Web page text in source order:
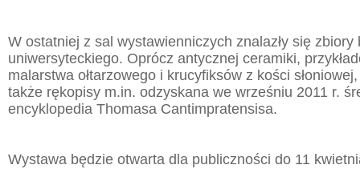
W ostatniej z sal wystawienniczych znalazły się
uniwersyteckiego. Oprócz antycznej ceramiki,
malarstwa ołtarzowego i krucyfiksów z kości
także rękopisy m.in. odzyskana we wrześniu 2011 r.
encyklopedia Thomasa Cantimpratensisa.
Wystawa będzie otwarta dla publiczności do 11